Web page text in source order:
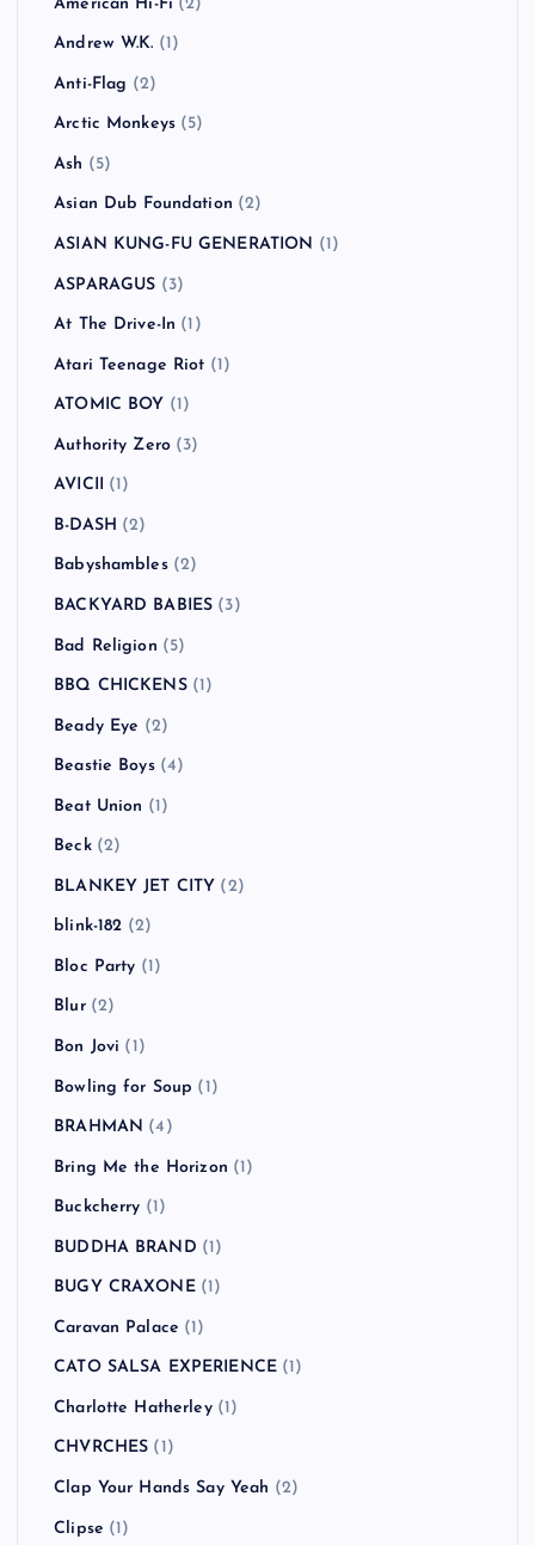
American Hi-Fi (2)
Andrew W.K. (1)
Anti-Flag (2)
Arctic Monkeys (5)
Ash (5)
Asian Dub Foundation (2)
ASIAN KUNG-FU GENERATION (1)
ASPARAGUS (3)
At The Drive-In (1)
Atari Teenage Riot (1)
ATOMIC BOY (1)
Authority Zero (3)
AVICII (1)
B-DASH (2)
Babyshambles(2)
BACKYARD BABIES (3)
Bad Religion (5)
BBQ CHICKENS(1)
Beady Eye (2)
Beastie Boys(4)
Beat Union (1)
Beck(2)
BLANKEY JET CITY (2)
blink-182 (2)
Bloc Party (1)
Blur(2)
Bon Jovi (1)
Bowling for Soup (1)
BRAHMAN (4)
Bring Me the Horizon (1)
Buckcherry (1)
BUDDHA BRAND (1)
BUGY CRAXONE(1)
Caravan Palace (1)
CATO SALSA EXPERIENCE (1)
Charlotte Hatherley(1)
CHVRCHES (1)
Clap Your Hands Say Yeah (2)
Clipse (1)